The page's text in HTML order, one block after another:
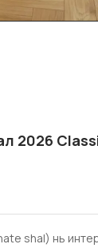
2026
shal) нь